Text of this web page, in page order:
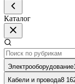
Каталог
Электрооборудование
Кабели и провода8